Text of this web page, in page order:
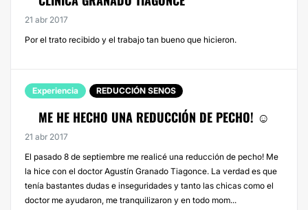
21 abr 2017
Por el trato recibido y el trabajo tan bueno que hicieron.
Experiencia REDUCCIÓN SENOS
ME HE HECHO UNA REDUCCIÓN DE PECHO! ☺
21 abr 2017
El pasado 8 de septiembre me realicé una reducción de pecho! Me
la hice con el doctor Agustín Granado Tiagonce. La verdad es que
tenía bastantes dudas e inseguridades y tanto las chicas como el
doctor me ayudaron, me tranquilizaron y en todo mom...